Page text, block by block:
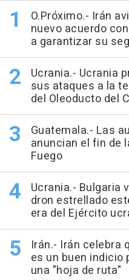
O.Próximo.- Irán
nuevo acuerdo
a garantizar su
Ucrania.- Ucrania
sus ataques a la
del Oleoducto del
Guatemala.- Las
anuncian el fin de
Fuego
Ucrania.- Bulgaria
dron estrellado
era del Ejército
Irán.- Irán celebra
es un buen indicio
una "hoja de ruta"